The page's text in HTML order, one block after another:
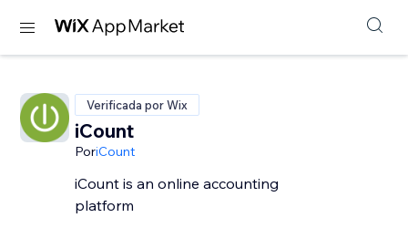
Verificada por Wix
iCount
PoriCount
iCount is an online accounting
platform